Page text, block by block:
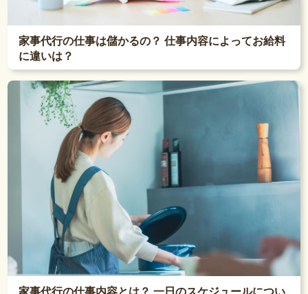
家事代行の仕事は儲かるの？ 仕事内容によってお給料
に違いは？
家事代行の仕事内容とは？ 一日のスケジュールについ